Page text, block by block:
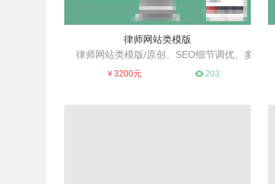
律师网站类模版
律师网站类模版/原创、SEO细节调优、多
业通用好模板
简洁大方、利于SEO、多行通用
￥3200元 203